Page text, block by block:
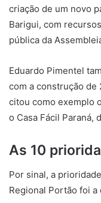
criação de um novo
Barigui, com
pública da
Eduardo Pimentel
com a construção de
citou como exemplo
o Casa Fácil Paraná,
As 10
Por sinal, a
Regional Portão foi